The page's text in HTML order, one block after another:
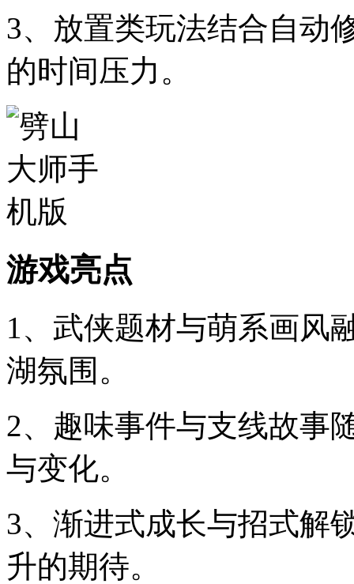
3、放置类玩法结合自动
的时间压力。
游戏亮点
1、武侠题材与萌系画风
湖氛围。
2、趣味事件与支线故事
与变化。
3、渐进式成长与招式解
升的期待。